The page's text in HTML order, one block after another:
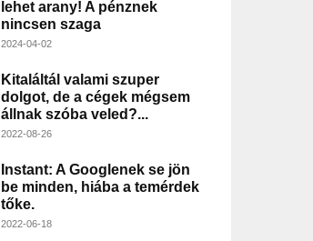
lehet arany! A pénznek
nincsen szaga
2024-04-02
Kitaláltál valami szuper
dolgot, de a cégek mégsem
állnak szóba veled?...
2022-08-26
Instant: A Googlenek se jön
be minden, hiába a temérdek
tőke.
2022-06-18